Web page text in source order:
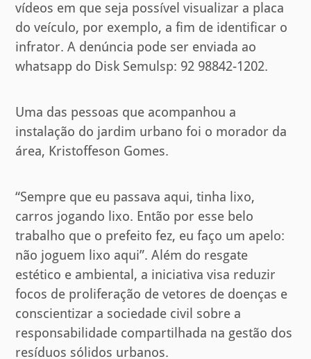
vídeos em que seja possível visualizar a placa
do veículo, por exemplo, a fim de identificar o
infrator. A denúncia pode ser enviada ao
whatsapp do Disk Semulsp: 92 98842-1202.
Uma das pessoas que acompanhou a
instalação do jardim urbano foi o morador da
área, Kristoffeson Gomes.
“Sempre que eu passava aqui, tinha lixo,
carros jogando lixo. Então por esse belo
trabalho que o prefeito fez, eu faço um apelo:
não joguem lixo aqui”. Além do resgate
estético e ambiental, a iniciativa visa reduzir
focos de proliferação de vetores de doenças e
conscientizar a sociedade civil sobre a
responsabilidade compartilhada na gestão dos
resíduos sólidos urbanos.